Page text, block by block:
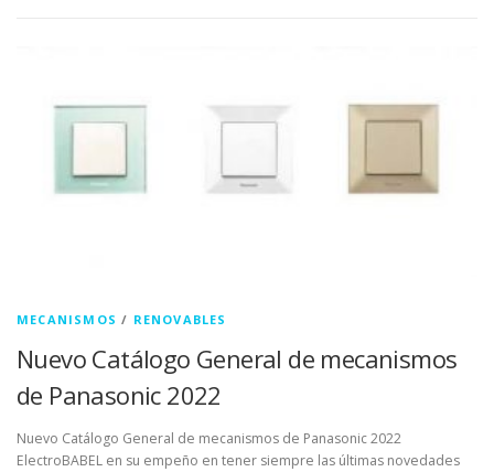
MECANISMOS / RENOVABLES
Nuevo Catálogo General de mecanismos
de Panasonic 2022
Nuevo Catálogo General de mecanismos de Panasonic 2022
ElectroBABEL en su empeño en tener siempre las últimas novedades